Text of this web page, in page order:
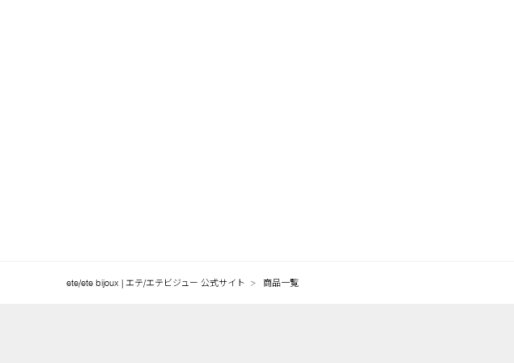
ete/ete bijoux | エテ/エテビジュー 公式サイト 商品一覧